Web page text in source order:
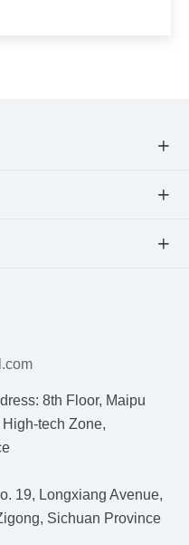



8th Floor, Maipu
tech Zone,
19, Longxiang Avenue,
Sichuan Province